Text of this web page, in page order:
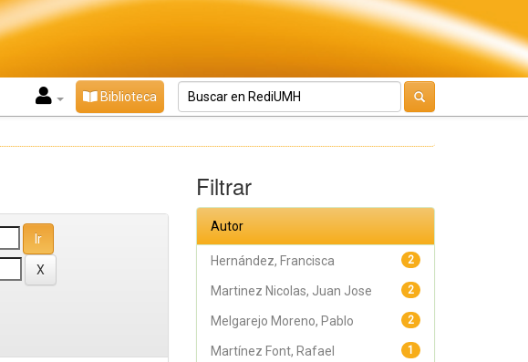
Biblioteca
Filtrar
Autor
2
Hernández, Francisca
2
Martinez Nicolas, Juan Jose
2
Melgarejo Moreno, Pablo
1
Martínez Font, Rafael